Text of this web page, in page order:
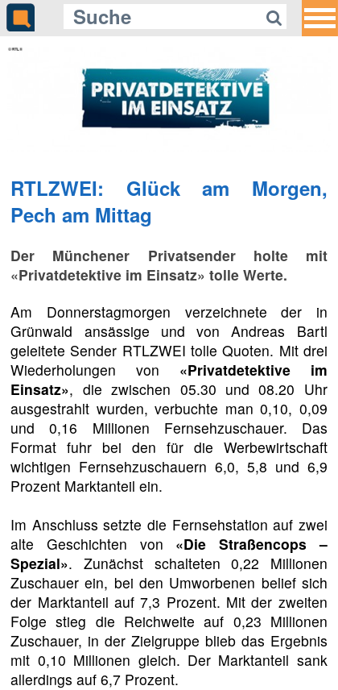
RTLZWEI: Glück am Morgen,
Pech am Mittag
Der Münchener Privatsender holte mit
«Privatdetektive im Einsatz» tolle Werte.
Am Donnerstagmorgen verzeichnete der in
Grünwald ansässige und von Andreas Bartl
geleitete Sender RTLZWEI tolle Quoten. Mit drei
Wiederholungen von «Privatdetektive im
Einsatz», die zwischen 05.30 und 08.20 Uhr
ausgestrahlt wurden, verbuchte man 0,10, 0,09
und 0,16 Millionen Fernsehzuschauer. Das
Format fuhr bei den für die Werbewirtschaft
wichtigen Fernsehzuschauern 6,0, 5,8 und 6,9
Prozent Marktanteil ein.
Im Anschluss setzte die Fernsehstation auf zwei
alte Geschichten von «Die Straßencops –
Spezial». Zunächst schalteten 0,22 Millionen
Zuschauer ein, bei den Umworbenen belief sich
der Marktanteil auf 7,3 Prozent. Mit der zweiten
Folge stieg die Reichweite auf 0,23 Millionen
Zuschauer, in der Zielgruppe blieb das Ergebnis
mit 0,10 Millionen gleich. Der Marktanteil sank
allerdings auf 6,7 Prozent.